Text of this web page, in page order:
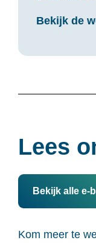
Bekijk de
Lees
Bekijk alle e-
Kom meer te